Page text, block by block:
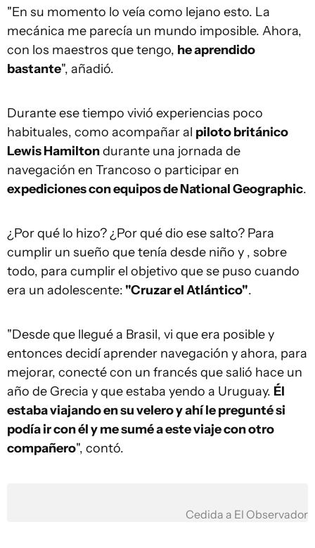
"En su momento lo veía como lejano esto. La
mecánica me parecía un mundo imposible. Ahora,
con los maestros que tengo, he aprendido
bastante", añadió.
Durante ese tiempo vivió experiencias poco
habituales, como acompañar al piloto británico
Lewis Hamiltondurante una jornada de
navegación en Trancoso o participar en
expediciones con equipos de National Geographic.
¿Por qué lo hizo? ¿Por qué dio ese salto? Para
cumplir un sueño que tenía desde niño y , sobre
todo, para cumplir el objetivo que se puso cuando
era un adolescente: "Cruzar el Atlántico".
"Desde que llegué a Brasil, vi que era posible y
entonces decidí aprender navegación y ahora, para
mejorar, conecté con un francés que salió hace un
año de Grecia y que estaba yendo a Uruguay. Él
estaba viajando en su velero y ahí le pregunté si
podía ir con él y me sumé a este viaje con otro
compañero", contó.
Cedida a El Observador